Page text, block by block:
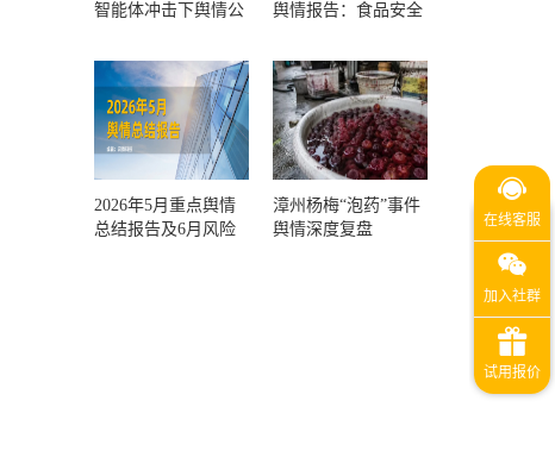
智能体冲击下舆情公
舆情报告：食品安全
一环？
2026年5月重点舆情
总结报告及6月风险
漳州杨梅“泡药”事件
舆情深度复盘